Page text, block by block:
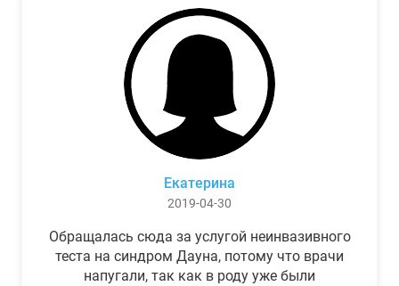
Екатерина
2019-04-30
Обращалась сюда за услугой неинвазивного
теста на синдром Дауна, потому что врачи
напугали, так как в роду уже были